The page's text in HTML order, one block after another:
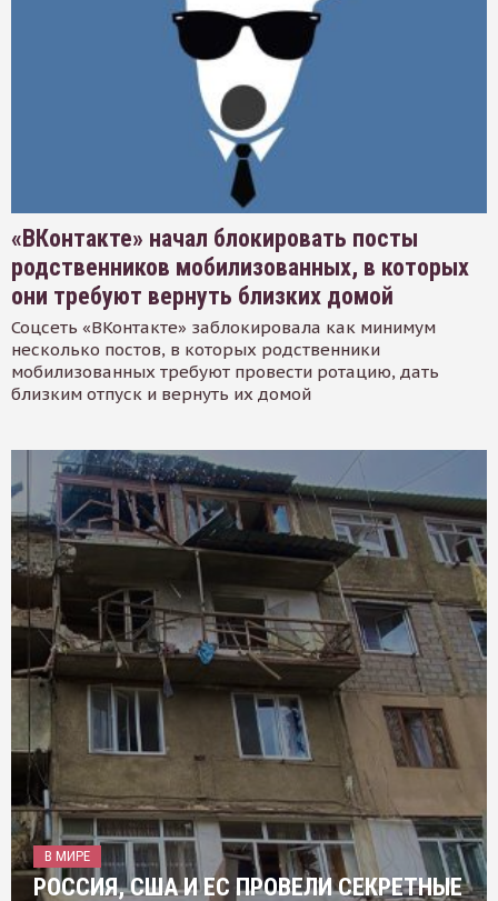
«ВКонтакте» начал блокировать посты
родственников мобилизованных, в которых
они требуют вернуть близких домой
Соцсеть «ВКонтакте» заблокировала как минимум
несколько постов, в которых родственники
мобилизованных требуют провести ротацию, дать
близким отпуск и вернуть их домой
В МИРЕ
РОССИЯ, США И ЕС ПРОВЕЛИ СЕКРЕТНЫЕ